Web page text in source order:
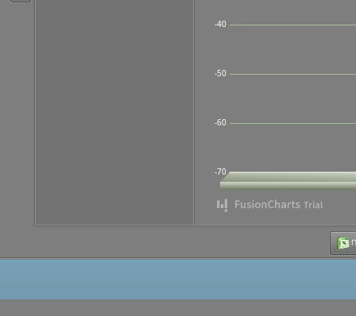
-70
-60
-50
-40